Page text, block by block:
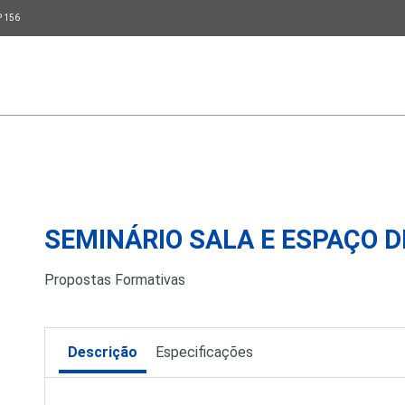
156
SEMINÁRIO SALA E ESPAÇO
Propostas Formativas
Descrição Especificações